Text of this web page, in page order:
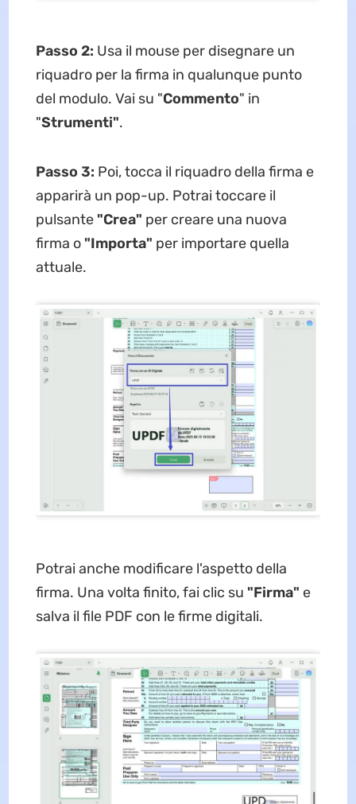
Passo 2: Usa il mouse per disegnare un
riquadro per la firma in qualunque punto
del modulo. Vai su "Commento" in
"Strumenti".
Passo 3: Poi, tocca il riquadro della firma e
apparirà un pop-up. Potrai toccare il
pulsante "Crea" per creare una nuova
firma o "Importa" per importare quella
attuale.
Potrai anche modificare l'aspetto della
firma. Una volta finito, fai clic su "Firma" e
salva il file PDF con le firme digitali.